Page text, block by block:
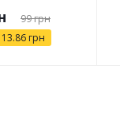
99грн
13.86 грн